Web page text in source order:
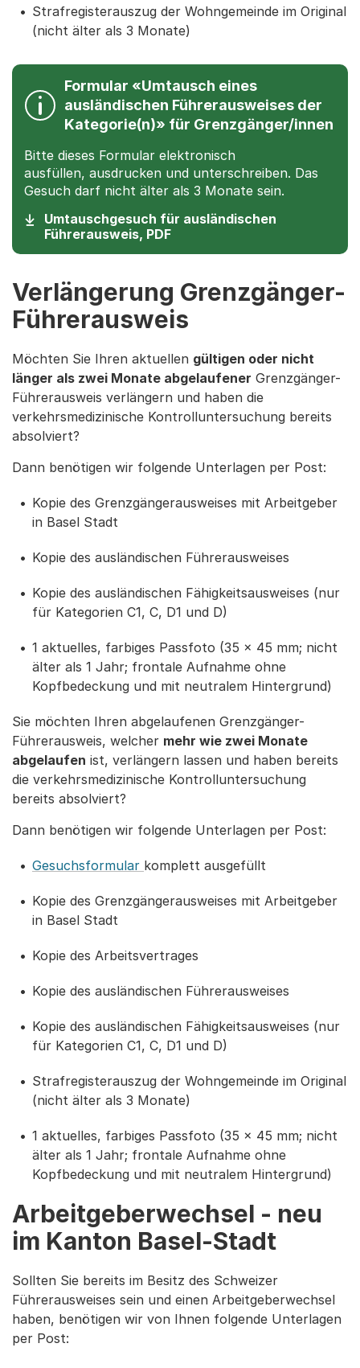
Strafregisterauszug der Wohngemeinde im Original
(nicht älter als 3 Monate)
Formular «Umtausch eines
ausländischen Führerausweises der
Kategorie(n)» für Grenzgänger/innen
Bitte dieses Formular elektronisch
ausfüllen, ausdrucken und unterschreiben. Das
Gesuch darf nicht älter als 3 Monate sein.
Umtauschgesuch für ausländischen
Führerausweis, PDF(Startet einen Download)
Verlängerung Grenzgänger-
Führerausweis
Möchten Sie Ihren aktuellen gültigen oder nicht
länger als zwei Monate abgelaufener Grenzgänger-
Führerausweis verlängern und haben die
verkehrsmedizinische Kontrolluntersuchung bereits
absolviert?
Dann benötigen wir folgende Unterlagen per Post:
Kopie des Grenzgängerausweises mit Arbeitgeber
in Basel Stadt
Kopie des ausländischen Führerausweises
Kopie des ausländischen Fähigkeitsausweises (nur
für Kategorien C1, C, D1 und D)
1 aktuelles, farbiges Passfoto (35 x 45 mm; nicht
älter als 1 Jahr; frontale Aufnahme ohne
Kopfbedeckung und mit neutralem Hintergrund)
Sie möchten Ihren abgelaufenen Grenzgänger-
Führerausweis, welcher mehr wie zwei Monate
abgelaufen ist, verlängern lassen und haben bereits
die verkehrsmedizinische Kontrolluntersuchung
bereits absolviert?
Dann benötigen wir folgende Unterlagen per Post:
Gesuchsformular komplett ausgefüllt
Kopie des Grenzgängerausweises mit Arbeitgeber
in Basel Stadt
Kopie des Arbeitsvertrages
Kopie des ausländischen Führerausweises
Kopie des ausländischen Fähigkeitsausweises (nur
für Kategorien C1, C, D1 und D)
Strafregisterauszug der Wohngemeinde im Original
(nicht älter als 3 Monate)
1 aktuelles, farbiges Passfoto (35 x 45 mm; nicht
älter als 1 Jahr; frontale Aufnahme ohne
Kopfbedeckung und mit neutralem Hintergrund)
Arbeitgeberwechsel - neu
im Kanton Basel-Stadt
Sollten Sie bereits im Besitz des Schweizer
Führerausweises sein und einen Arbeitgeberwechsel
haben, benötigen wir von Ihnen folgende Unterlagen
per Post: